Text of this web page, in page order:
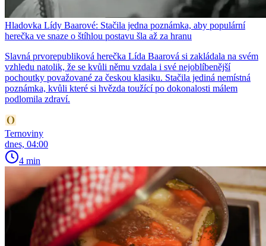
Hladovka Lídy Baarové: Stačila jedna poznámka, aby populární
herečka ve snaze o štíhlou postavu šla až za hranu
Slavná prvorepubliková herečka Lída Baarová si zakládala na svém
vzhledu natolik, že se kvůli němu vzdala i své nejoblíbenější
pochoutky považované za českou klasiku. Stačila jediná nemístná
poznámka, kvůli které si hvězda toužící po dokonalosti málem
podlomila zdraví.
Ternoviny
dnes, 04:00
4 min